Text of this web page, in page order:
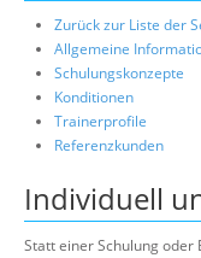
Zurück zur Liste der
Allgemeine
Schulungskonzepte
Konditionen
Trainerprofile
Referenzkunden
Individuell
Statt einer Schulung oder